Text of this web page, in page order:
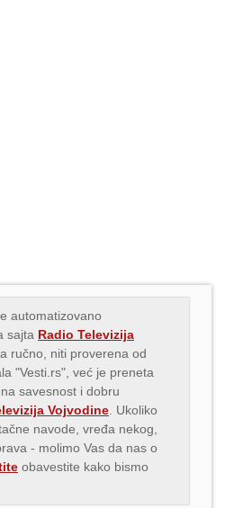
automatizovano
sajta Radio Televizija
ručno, niti proverena od
"Vesti.rs", već je preneta
savesnost i dobru
Vojvodine . Ukoliko
navode, vređa nekog,
- molimo Vas da nas o
obavestite kako bismo